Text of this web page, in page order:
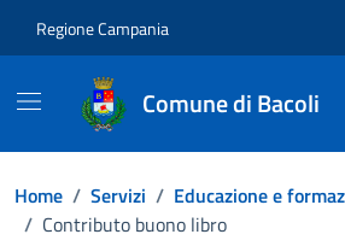
Regione Campania
Comune di Bacoli
Home / Servizi / Educazione e
/ Contributo buono libro